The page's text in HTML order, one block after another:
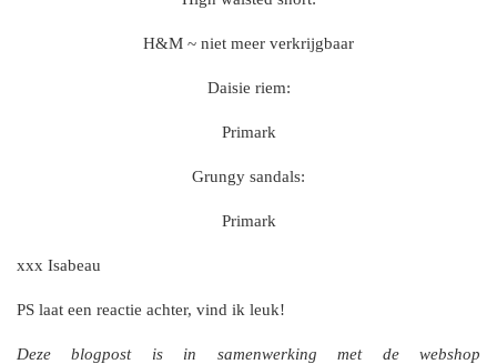
H&M ~ niet meer verkrijgbaar
Daisie riem:
Primark
Grungy sandals:
Primark
xxx Isabeau
PS laat een reactie achter, vind ik leuk!
Deze blogpost is in samenwerking met de webshop